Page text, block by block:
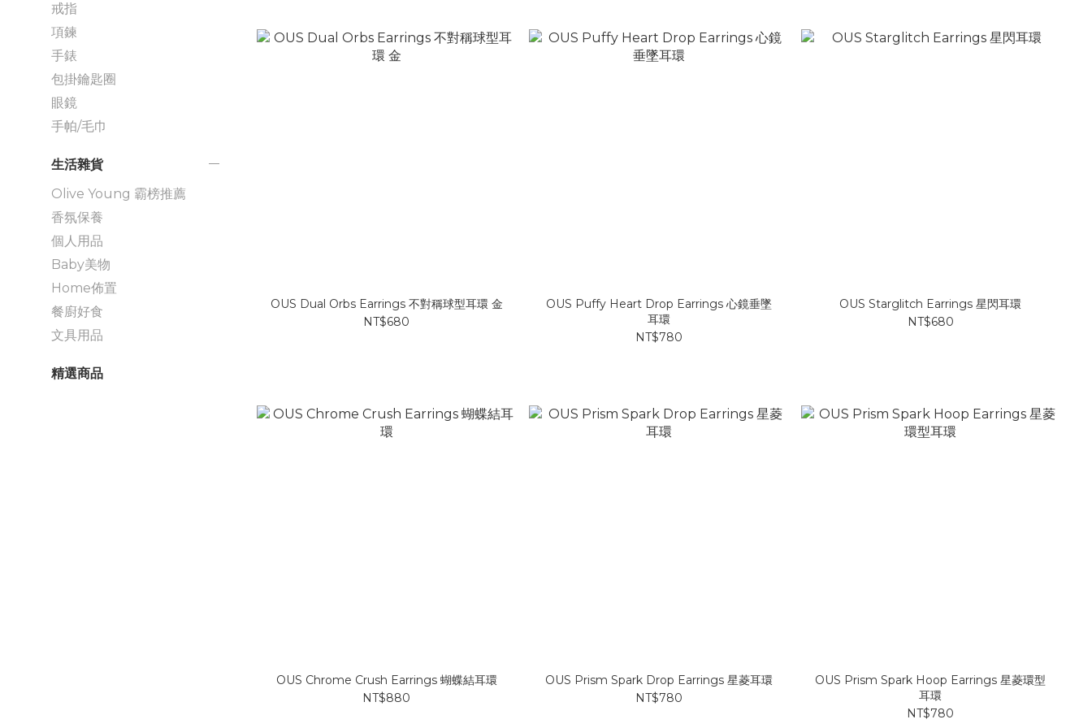
戒指
項鍊
手錶
包掛鑰匙圈
眼鏡
手帕/毛巾
生活雜貨
Olive Young 霸榜推薦
香氛保養
個人用品
Baby美物
Home佈置
餐廚好食
文具用品
精選商品
OUS Dual Orbs Earrings 不對稱球型耳環 金
NT$680
OUS Puffy Heart Drop Earrings 心鏡垂墜
耳環
NT$780
OUS Starglitch Earrings 星閃耳環
NT$680
OUS Chrome Crush Earrings 蝴蝶結耳環
NT$880
OUS Prism Spark Drop Earrings 星菱耳環
NT$780
OUS Prism Spark Hoop Earrings 星菱環型
耳環
NT$780